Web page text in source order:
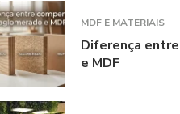
MDF E MATERIAIS
Diferença
e MDF